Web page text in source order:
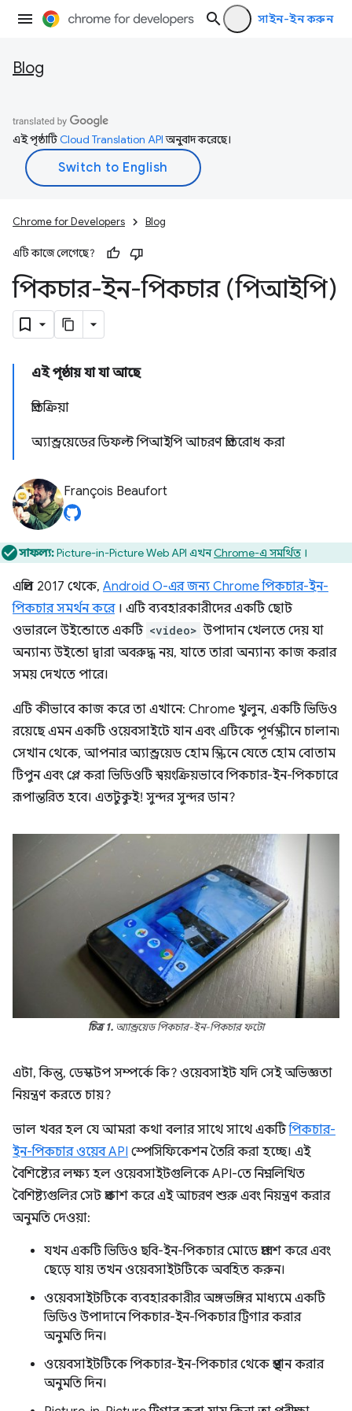
সাইন-ইন করুন
Blog
এই পৃষ্ঠাটিCloud Translation APIঅনুবাদ করেছে।
Chrome for Developers Blog
এটি কাজে লেগেছে?
পিকচার-ইন-পিকচার (পিআইপি)
এই পৃষ্ঠায় যা যা আছে
প্রতিক্রিয়া
অ্যান্ড্রয়েডের ডিফল্ট পিআইপি আচরণ প্রতিরোধ করা
François Beaufort
সাফল্য:Picture-in-Picture Web API এখনChrome-এ সমর্থিত ।
এপ্রিল 2017 থেকে, Android O-এর জন্য Chrome পিকচার-ইন-
পিকচার সমর্থন করে। এটি ব্যবহারকারীদের একটি ছোট
ওভারলে উইন্ডোতে একটি <video> উপাদান খেলতে দেয় যা
অন্যান্য উইন্ডো দ্বারা অবরুদ্ধ নয়, যাতে তারা অন্যান্য কাজ করার
সময় দেখতে পারে।
এটি কীভাবে কাজ করে তা এখানে: Chrome খুলুন, একটি ভিডিও
রয়েছে এমন একটি ওয়েবসাইটে যান এবং এটিকে পূর্ণস্ক্রীনে চালান৷
সেখান থেকে, আপনার অ্যান্ড্রয়েড হোম স্ক্রিনে যেতে হোম বোতাম
টিপুন এবং প্লে করা ভিডিওটি স্বয়ংক্রিয়ভাবে পিকচার-ইন-পিকচারে
রূপান্তরিত হবে। এতটুকুই! সুন্দর সুন্দর ডান?
চিত্র 1. অ্যান্ড্রয়েড পিকচার-ইন-পিকচার ফটো
এটা, কিন্তু, ডেস্কটপ সম্পর্কে কি? ওয়েবসাইট যদি সেই অভিজ্ঞতা
নিয়ন্ত্রণ করতে চায়?
ভাল খবর হল যে আমরা কথা বলার সাথে সাথে একটিপিকচার-
ইন-পিকচার ওয়েব API স্পেসিফিকেশন তৈরি করা হচ্ছে। এই
বৈশিষ্ট্যের লক্ষ্য হল ওয়েবসাইটগুলিকে API-তে নিম্নলিখিত
বৈশিষ্ট্যগুলির সেট প্রকাশ করে এই আচরণ শুরু এবং নিয়ন্ত্রণ করার
অনুমতি দেওয়া:
যখন একটি ভিডিও ছবি-ইন-পিকচার মোডে প্রবেশ করে এবং
ছেড়ে যায় তখন ওয়েবসাইটটিকে অবহিত করুন।
ওয়েবসাইটটিকে ব্যবহারকারীর অঙ্গভঙ্গির মাধ্যমে একটি
ভিডিও উপাদানে পিকচার-ইন-পিকচার ট্রিগার করার
অনুমতি দিন।
ওয়েবসাইটটিকে পিকচার-ইন-পিকচার থেকে প্রস্থান করার
অনুমতি দিন।